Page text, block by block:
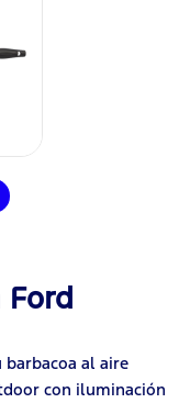
Ford
al aire
con iluminación